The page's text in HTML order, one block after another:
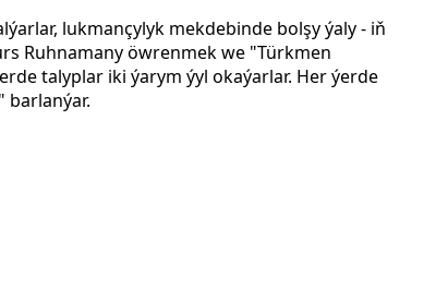
lukmançylyk mekdebinde bolşy ýaly - iň
Ruhnamany öwrenmek we "Türkmen
talyplar iki ýarym ýyl okaýarlar. Her ýerde
barlanýar.